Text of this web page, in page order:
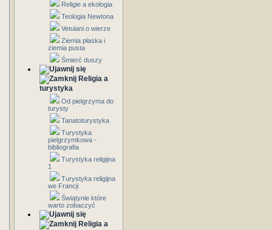
Religie a ekologia
Teologia Newtona
Vetulani o wierze
Ziemia płaska i
ziemia pusta
Śmierć duszy
Religia a
turystyka
Od pielgrzyma do
turysty
Tanatoturystyka
Turystyka
pielgrzymkowa -
bibliografia
Turystyka religijna
1
Turystyka religijna
we Francji
Świątynie które
warto zobaczyć
Religia a